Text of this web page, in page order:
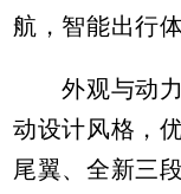
航，智能出行
外观与动力
动设计风格，
尾翼、全新三